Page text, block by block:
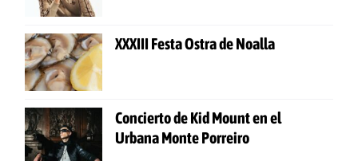
XXXIII Festa Ostra de Noalla
Concierto de Kid Mount en el
Urbana Monte Porreiro